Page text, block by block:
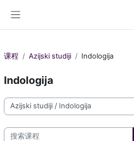
课程 Azijski studiji Indologija
Indologija
课程类别
搜索课程